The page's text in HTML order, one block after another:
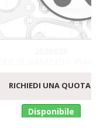
RICHIEDI UNA
Disponibile